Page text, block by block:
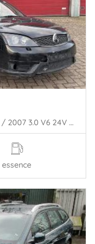
Mondeo III, Hatchback, 2000 / 2007 3.0 V6 24V ST220
essence